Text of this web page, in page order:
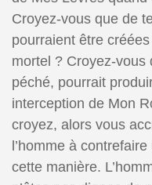
Croyez-vous que de
pourraient être
mortel ? Croyez-vous
péché, pourrait
interception de Mon
croyez, alors vous
l’homme à
cette manière.